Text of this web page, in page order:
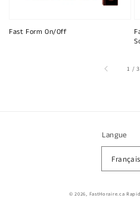
Fast Form On/Off
1 /sur
3
Langue
Français
© 2026, FastHoraire.ca